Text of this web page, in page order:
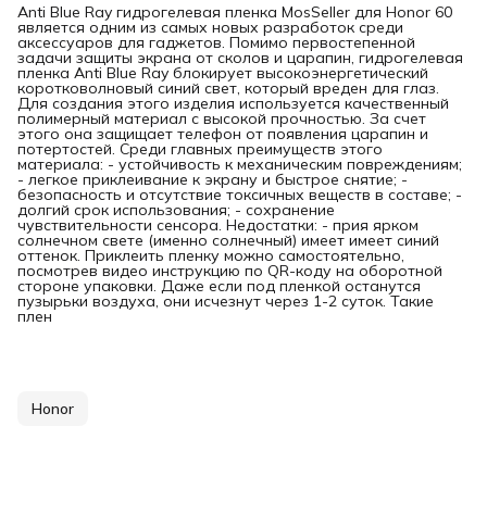
Anti Blue Ray гидрогелевая пленка MosSeller для Honor 60
является одним из самых новых разработок среди
аксессуаров для гаджетов. Помимо первостепенной
задачи защиты экрана от сколов и царапин, гидрогелевая
пленка Anti Blue Ray блокирует высокоэнергетический
коротковолновый синий свет, который вреден для глаз.
Для создания этого изделия используется качественный
полимерный материал с высокой прочностью. За счет
этого она защищает телефон от появления царапин и
потертостей. Среди главных преимуществ этого
материала: - устойчивость к механическим повреждениям;
- легкое приклеивание к экрану и быстрое снятие; -
безопасность и отсутствие токсичных веществ в составе; -
долгий срок использования; - сохранение
чувствительности сенсора. Недостатки: - прия ярком
солнечном свете (именно солнечный) имеет имеет синий
оттенок. Приклеить пленку можно самостоятельно,
посмотрев видео инструкцию по QR-коду на оборотной
стороне упаковки. Даже если под пленкой останутся
пузырьки воздуха, они исчезнут через 1-2 суток. Такие
плен
Honor